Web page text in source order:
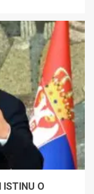
ISTINU O